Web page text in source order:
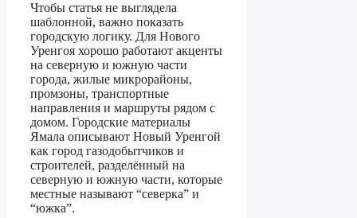
Чтобы статья не выглядела
шаблонной, важно показать
городскую логику. Для Нового
Уренгоя хорошо работают акценты
на северную и южную части
города, жилые микрорайоны,
промзоны, транспортные
направления и маршруты рядом с
домом. Городские материалы
Ямала описывают Новый Уренгой
как город газодобытчиков и
строителей, разделённый на
северную и южную части, которые
местные называют “северка” и
“южка”.